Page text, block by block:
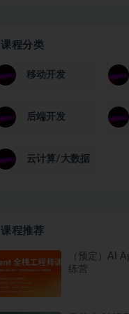
课程分类
移动开发
后端开发
云计算/大数据
课程推荐
（预定）AI
练营